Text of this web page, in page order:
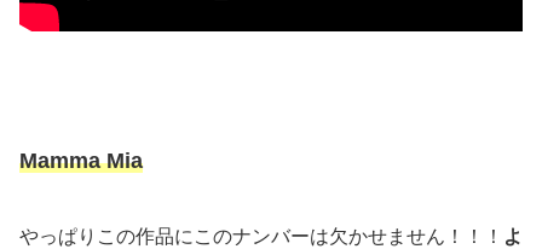
Mamma Mia
やっぱりこの作品にこのナンバーは欠かせません！！！ よ